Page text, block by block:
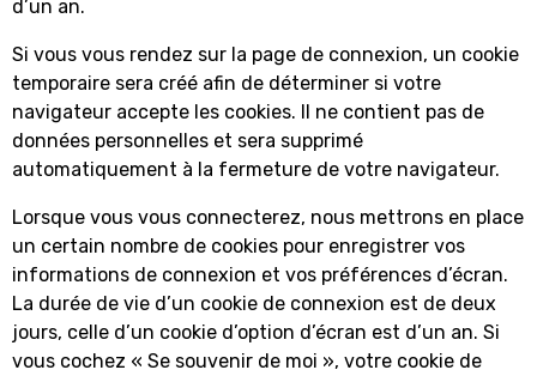
d’un an.
Si vous vous rendez sur la page de connexion, un cookie
temporaire sera créé afin de déterminer si votre
navigateur accepte les cookies. Il ne contient pas de
données personnelles et sera supprimé
automatiquement à la fermeture de votre navigateur.
Lorsque vous vous connecterez, nous mettrons en place
un certain nombre de cookies pour enregistrer vos
informations de connexion et vos préférences d’écran.
La durée de vie d’un cookie de connexion est de deux
jours, celle d’un cookie d’option d’écran est d’un an. Si
vous cochez « Se souvenir de moi », votre cookie de